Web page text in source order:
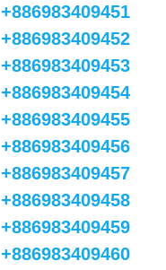
+886983409451
+886983409452
+886983409453
+886983409454
+886983409455
+886983409456
+886983409457
+886983409458
+886983409459
+886983409460